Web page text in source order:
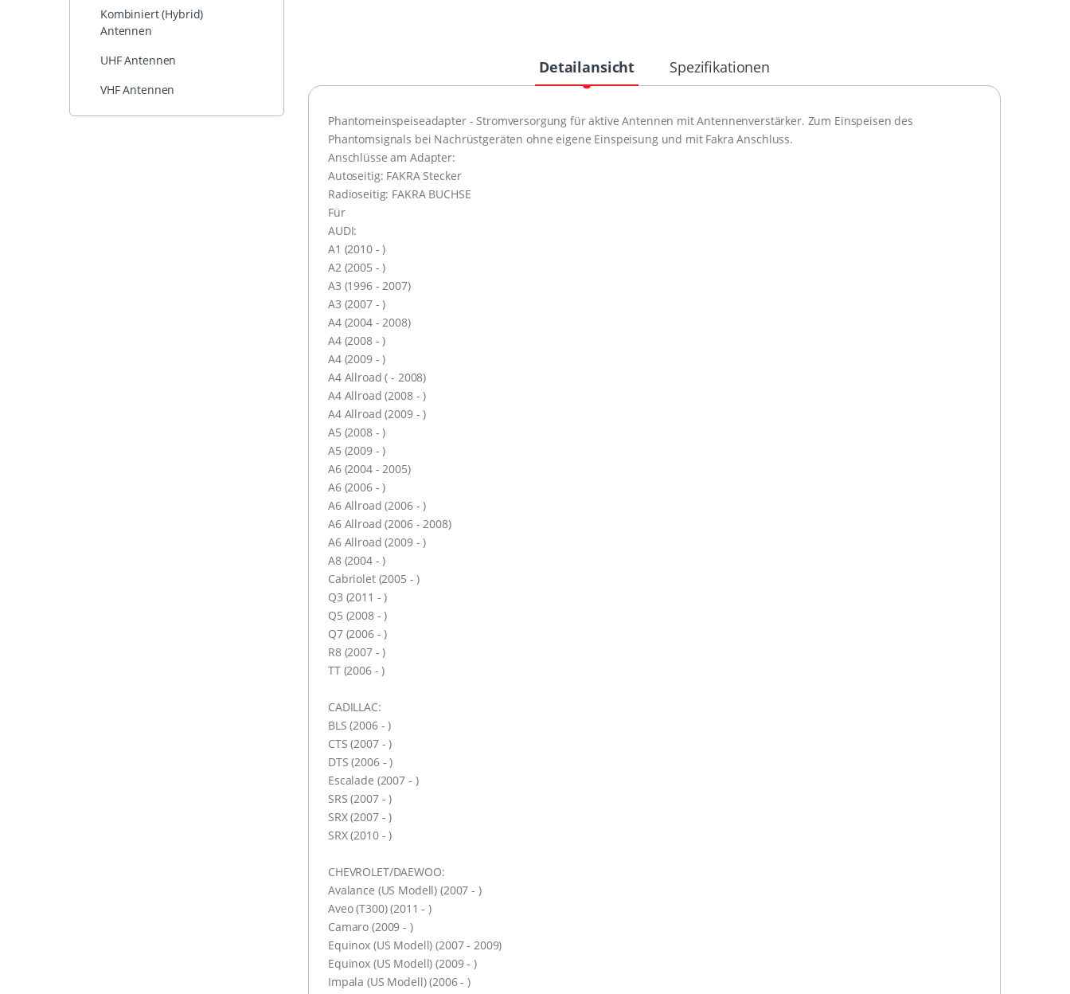
Kombiniert (Hybrid)
Antennen
UHF Antennen
VHF Antennen
Detailansicht Spezifikationen
Phantomeinspeiseadapter - Stromversorgung für aktive Antennen mit Antennenverstärker. Zum Einspeisen des
Phantomsignals bei Nachrüstgeräten ohne eigene Einspeisung und mit Fakra Anschluss.
Anschlüsse am Adapter:
Autoseitig: FAKRA Stecker
Radioseitig: FAKRA BUCHSE
Für
AUDI:
A1 (2010 - )
A2 (2005 - )
A3 (1996 - 2007)
A3 (2007 - )
A4 (2004 - 2008)
A4 (2008 - )
A4 (2009 - )
A4 Allroad ( - 2008)
A4 Allroad (2008 - )
A4 Allroad (2009 - )
A5 (2008 - )
A5 (2009 - )
A6 (2004 - 2005)
A6 (2006 - )
A6 Allroad (2006 - )
A6 Allroad (2006 - 2008)
A6 Allroad (2009 - )
A8 (2004 - )
Cabriolet (2005 - )
Q3 (2011 - )
Q5 (2008 - )
Q7 (2006 - )
R8 (2007 - )
TT (2006 - )
CADILLAC:
BLS (2006 - )
CTS (2007 - )
DTS (2006 - )
Escalade (2007 - )
SRS (2007 - )
SRX (2007 - )
SRX (2010 - )
CHEVROLET/DAEWOO:
Avalance (US Modell) (2007 - )
Aveo (T300) (2011 - )
Camaro (2009 - )
Equinox (US Modell) (2007 - 2009)
Equinox (US Modell) (2009 - )
Impala (US Modell) (2006 - )